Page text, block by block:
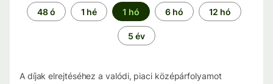
Időszak
48 ó 1 hé 1 hó 6 hó 12 hó
5 év
A díjak elrejtéséhez a valódi, piaci középárfolyamot